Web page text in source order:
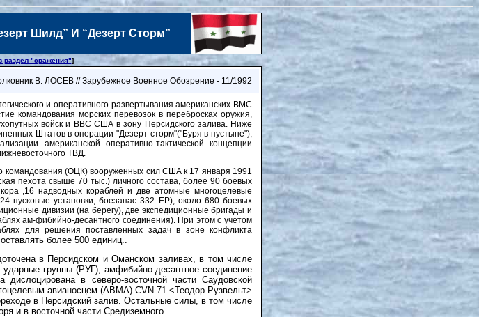
Шилд” И “Дезерт Сторм”
раздел "сражения"]
В. ЛОСЕВ // Зарубежное Военное Обозрение - 11/1992
и оперативного развертывания американских ВМС
командования морских перевозок в перебросках оружия,
войск и ВВС США в зону Персидского залива. Ниже
Штатов в операции "Дезерт сторм"("Буря в пустыне"),
американской оперативно-тактической концепции
ТВД.
командования (ОЦК) вооруженных сил США к 17 января 1991
пехота свыше 70 тыс.) личного состава, более 90 боевых
,16 надводных кораблей и две атомные многоцелевые
пусковые установки, боезапас 332 ЕР), около 680 боевых
дивизии (на берегу), две экспедиционные бригады и
ам-фибийно-десантного соединения). При этом с учетом
для решения поставленных задач в зоне конфликта
более 500 единиц..
в Персидском и Оманском заливах, в том числе
группы (РУГ), амфибийно-десантное соединение
в северо-восточной части Саудовской
авианосцем (АВМА) CVN 71 <Теодор Рузвельт>
в Персидский залив. Остальные силы, в том числе
и в восточной части Средиземного.